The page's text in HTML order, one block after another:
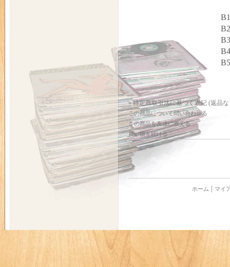
» 特定商取引法に基づく表記 (返品
この商品について問い合わせる
この商品を友達に教える
買い物を続ける
ホーム マイ